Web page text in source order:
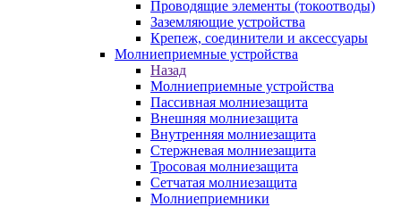
Проводящие элементы (токоотводы)
Заземляющие устройства
Крепеж, соединители и аксессуары
Молниеприемные устройства
Назад
Молниеприемные устройства
Пассивная молниезащита
Внешняя молниезащита
Внутренняя молниезащита
Стержневая молниезащита
Тросовая молниезащита
Сетчатая молниезащита
Молниеприемники